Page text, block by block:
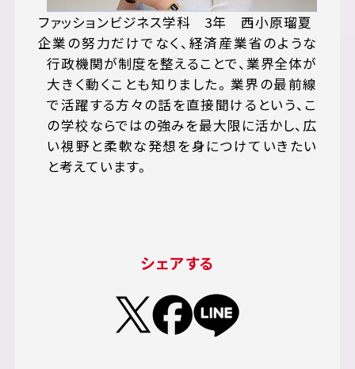
ファッションビジネス学科 3年 西小原瑠夏
企業の努力だけでなく、経済産業省のような
行政機関が制度を整えることで、業界全体が
大きく動くことも知りました。業界の最前線
で活躍する方々の話を直接聞けるという、こ
の学校ならではの強みを最大限に活かし、広
い視野と柔軟な発想を身につけていきたい
と考えています。
シェアする